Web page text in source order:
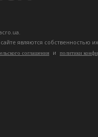
являются собственностью
соглашения и политики